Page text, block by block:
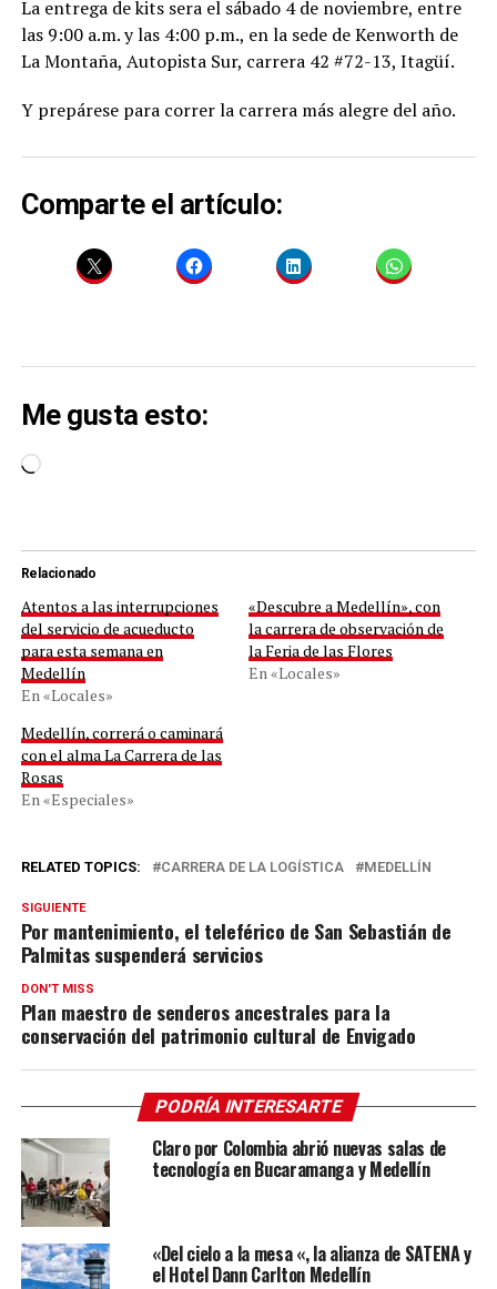
La entrega de kits sera el sábado 4 de noviembre, entre
las 9:00 a.m. y las 4:00 p.m., en la sede de Kenworth de
La Montaña, Autopista Sur, carrera 42 #72-13, Itagüí.
Y prepárese para correr la carrera más alegre del año.
Comparte el artículo:
Me gusta esto:
Cargando...
Relacionado
Atentos a las interrupciones
del servicio de acueducto
para esta semana en
Medellín
En «Locales»
«Descubre a Medellín», con
la carrera de observación de
la Feria de las Flores
En «Locales»
Medellín, correrá o caminará
con el alma La Carrera de las
Rosas
En «Especiales»
RELATED TOPICS: CARRERA DE LA LOGÍSTICA MEDELLÍN
SIGUIENTE
Por mantenimiento, el teleférico de San Sebastián de
Palmitas suspenderá servicios
DON'T MISS
Plan maestro de senderos ancestrales para la
conservación del patrimonio cultural de Envigado
PODRÍA INTERESARTE
Claro por Colombia abrió nuevas salas de
tecnología en Bucaramanga y Medellín
«Del cielo a la mesa «, la alianza de SATENA y
el Hotel Dann Carlton Medellín